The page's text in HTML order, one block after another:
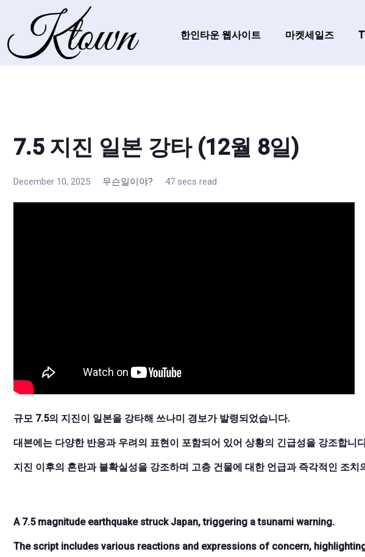
한인타운 웹사이트 마켓세일즈
7.5 지진 일본 강타 (12월 8일)
December 10, 2025 무슨일이야? 47 secs read
규모 7.5의 지진이 일본을 강타해 쓰나미 경보가 발령되었습니다.
대본에는 다양한 반응과 우려의 표현이 포함되어 있어 상황의 긴급성을 강조합니
지진 이후의 혼란과 불확실성을 강조하며 고층 건물에 대한 언급과 즉각적인 조치
A 7.5 magnitude earthquake struck Japan, triggering a tsunami warning.
The script includes various reactions and expressions of concern,